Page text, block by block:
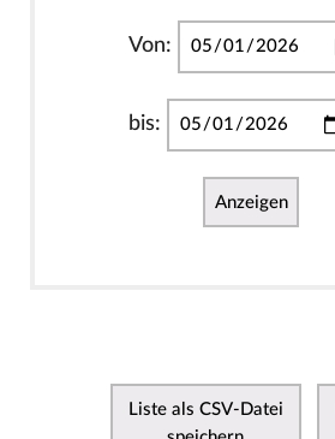
Von:
bis:
Anzeigen
Liste als CSV-Datei